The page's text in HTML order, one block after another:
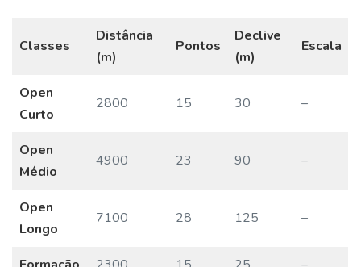
Classes
Distância
(m)
Pontos
Declive
(m)
Escala
Open
Curto
2800 15 30 –
Open
Médio
4900 23 90 –
Open
Longo
7100 28 125 –